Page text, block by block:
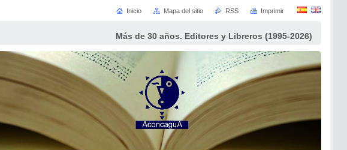
Más de 30 años. Editores y Libreros (1995-2026)
Inicio Mapa del sitio RSS Imprimir